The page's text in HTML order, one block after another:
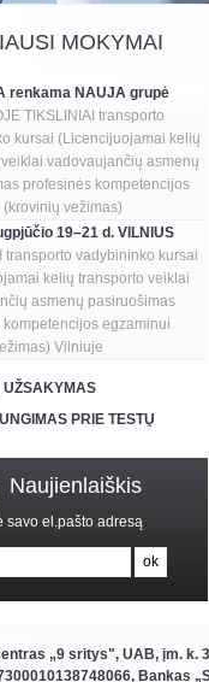
MOKYMAI
renkama NAUJA grupė
TIKSLINIAI transporto
kursai (Licencijuojamai kelių
vadovaujančių asmenų
profesinės kompetencijos
vežimas)
19–21 d. VILNIUS
transporto vadybininko kursai
kelių transporto veiklai
asmenų pasiruošimas
kompetencijos egzaminui
Vilniuje
UŽSAKYMAS
PRIE TESTŲ
Naujienlaiškis
savo el.pašto adresą
„9 sritys", UAB, įm. k.
Bankas